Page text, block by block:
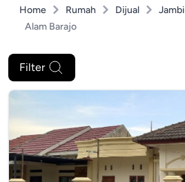
Home Rumah Dijual Jambi
Alam Barajo
Filter